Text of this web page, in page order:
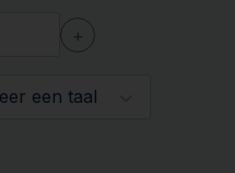
+
een taal